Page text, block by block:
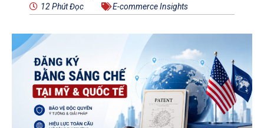
12 Phút Đọc
E-commerce Insights